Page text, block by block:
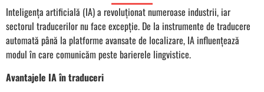
Inteligența artificială (IA) a revoluționat numeroase industrii, iar
sectorul traducerilor nu face excepție. De la instrumente de traducere
automată până la platforme avansate de localizare, IA influențează
modul în care comunicăm peste barierele lingvistice.
Avantajele IA în traduceri